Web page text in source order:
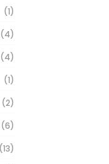
(1)
(4)
(4)
(1)
(2)
(6)
(13)